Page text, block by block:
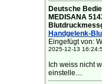
Deutsche
MEDISANA
Handgelenk-
Eingefügt von:
2025-12-13
Ich weiss nicht
einstelle....